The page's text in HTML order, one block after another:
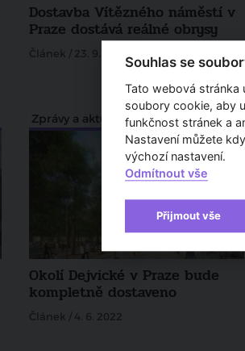
Dostavba Vítězného náměstí v
Praze dostává reálné obrysy
Článek / 23. 9. 2023
Zprávy a aktuality
Okolí Dejvické v Praze bude
kompletně dostaveno
Článek / 4. 6. 2022
Souhlas se
Tato webová stránka
soubory cookie, aby
funkčnost stránek a
Nastavení můžete
výchozí nastavení.
Odmítnout vše
Přijmout vše